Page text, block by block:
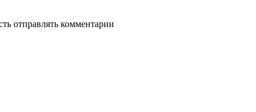
отправлять комментарии